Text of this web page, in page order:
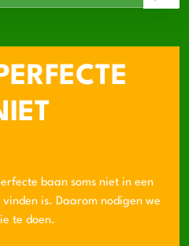
baan soms niet in een
is. Daarom nodigen we
te doen.